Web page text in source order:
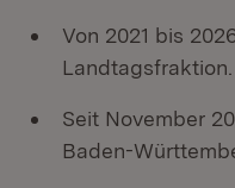
Von 2021 bis
Landtagsfraktion.
Seit November
Baden-